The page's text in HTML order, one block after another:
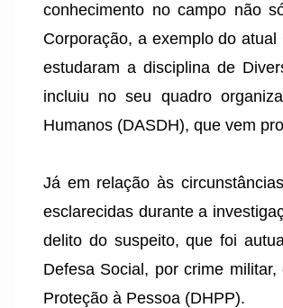
conhecimento no campo não
Corporação, a exemplo do
estudaram a disciplina de
incluiu no seu quadro
Humanos (DASDH), que vem
Já em relação às
esclarecidas durante a
delito do suspeito, que foi
Defesa Social, por crime
Proteção à Pessoa (DHPP).